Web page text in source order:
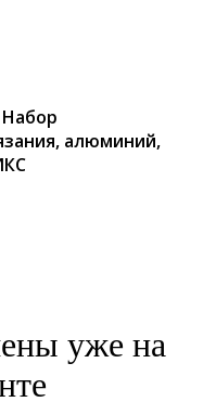
Набор
алюминий,
уже на